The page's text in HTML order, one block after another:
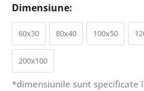
Dimensiune:
60x30 80x40 100x50
200x100
*dimensiunile sunt specificate